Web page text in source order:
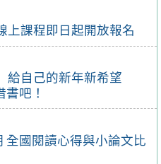
上課程即日起開放報名
給自己的新年新希望
吧！
全國閱讀心得與小論文比